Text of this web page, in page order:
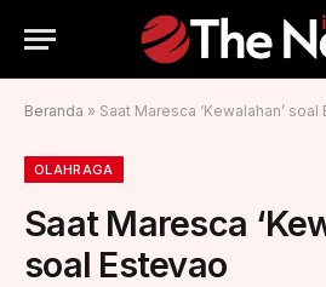
Beranda » Saat Maresca ‘Kewalahan’ soal
OLAHRAGA
Saat Maresca
soal Estevao